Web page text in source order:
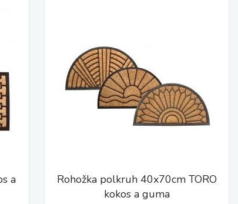
a
Rohožka polkruh 40x70cm TORO
kokos a guma